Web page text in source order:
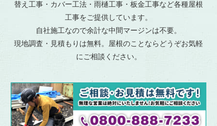
替え工事・カバー工法・雨樋工事・板金工事など各種屋根
工事をご提供しています。
自社施工なので余計な中間マージンは不要。
現地調査・見積もりは無料。屋根のことならどうぞお気軽
にご相談ください。